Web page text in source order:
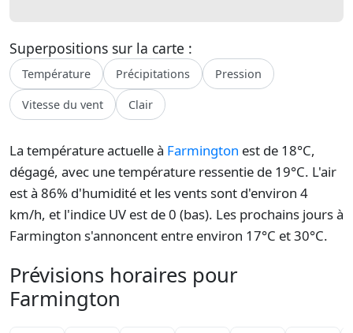
Superpositions sur la carte :
Température Précipitations Pression
Vitesse du vent Clair
La température actuelle à Farmington est de 18°C,
dégagé, avec une température ressentie de 19°C. L'air
est à 86% d'humidité et les vents sont d'environ 4
km/h, et l'indice UV est de 0 (bas). Les prochains jours à
Farmington s'annoncent entre environ 17°C et 30°C.
Prévisions horaires pour
Farmington